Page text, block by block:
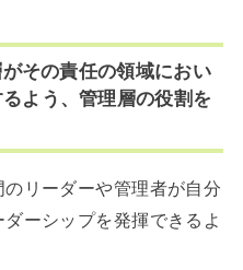
その責任の領域におい
よう、管理層の役割を
リーダーや管理者が自分
ーシップを発揮できるよ